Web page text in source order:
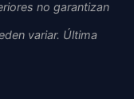
no garantizan
variar. Última